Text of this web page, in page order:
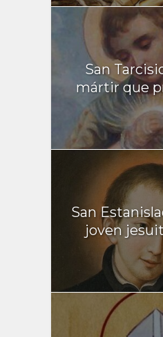
San
mártir que
San
joven